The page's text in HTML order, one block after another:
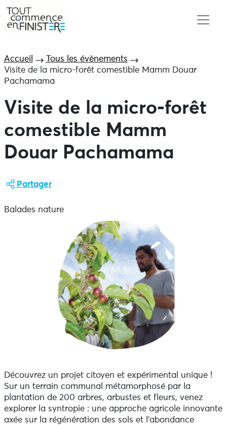
Accueil
Tous les évènements
Visite de la micro-forêt comestible Mamm Douar
Pachamama
Visite de la micro-forêt
comestible Mamm
Douar Pachamama
Partager
Balades nature
Découvrez un projet citoyen et expérimental unique !
Sur un terrain communal métamorphosé par la
plantation de 200 arbres, arbustes et fleurs, venez
explorer la syntropie : une approche agricole innovante
axée sur la régénération des sols et l'abondance